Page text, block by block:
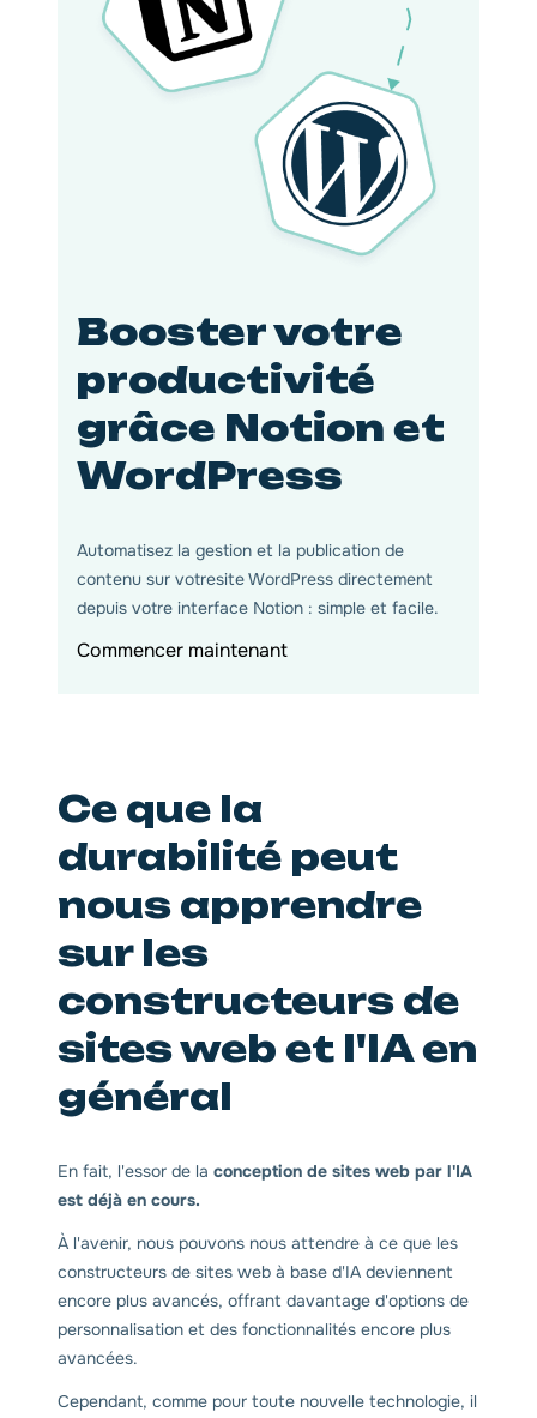
Booster votre
productivité
grâce Notion et
WordPress
Automatisez la gestion et la publication de
contenu sur votresite WordPress directement
depuis votre interface Notion : simple et facile.
Commencer maintenant
Ce que la
durabilité peut
nous apprendre
sur les
constructeurs de
sites web et l'IA en
général
En fait, l'essor de la conception de sites web par l'IA
est déjà en cours.
À l'avenir, nous pouvons nous attendre à ce que les
constructeurs de sites web à base d'IA deviennent
encore plus avancés, offrant davantage d'options de
personnalisation et des fonctionnalités encore plus
avancées.
Cependant, comme pour toute nouvelle technologie, il